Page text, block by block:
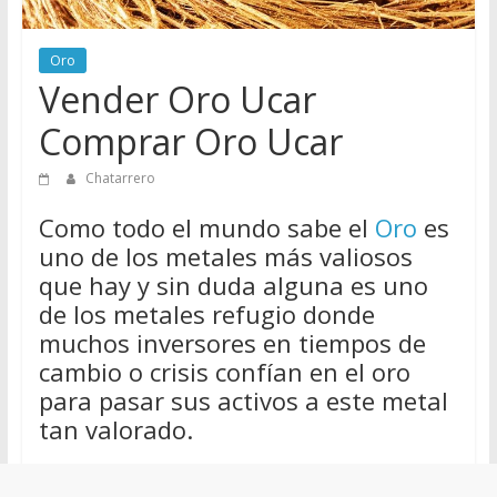
de
Chatarreros
para
vender
Chatarra
Oro
Vender Oro Ucar
Comprar Oro Ucar
Chatarrero
Como todo el mundo sabe el Oro es
uno de los metales más valiosos
que hay y sin duda alguna es uno
de los metales refugio donde
muchos inversores en tiempos de
cambio o crisis confían en el oro
para pasar sus activos a este metal
tan valorado.